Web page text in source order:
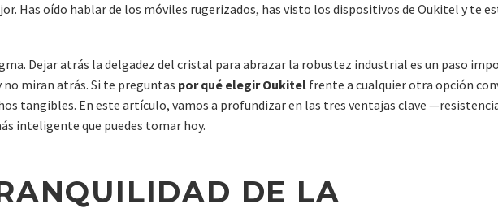
Has oído hablar de los móviles rugerizados, has visto los dispositivos de Oukitel y te
Dejar atrás la delgadez del cristal para abrazar la robustez industrial es un paso
no miran atrás. Si te preguntas por qué elegir Oukitel frente a cualquier otra opción
tangibles. En este artículo, vamos a profundizar en las tres ventajas clave
inteligente que puedes tomar hoy.
DE LA